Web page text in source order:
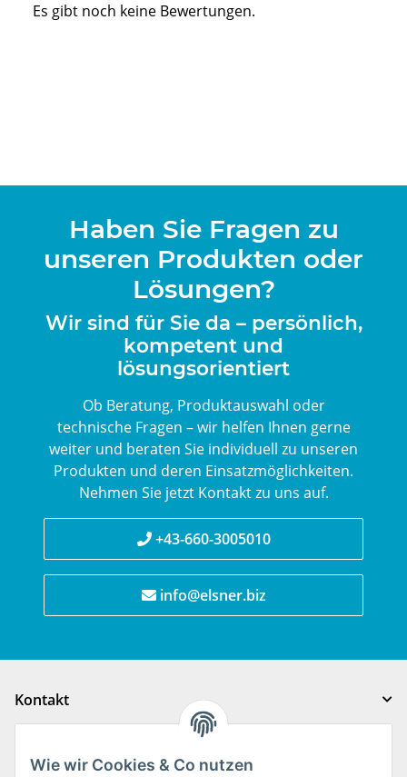
Es gibt noch keine Bewertungen.
Haben Sie Fragen zu
unseren Produkten oder
Lösungen?
Wir sind für Sie da – persönlich,
kompetent und
lösungsorientiert
Ob Beratung, Produktauswahl oder
technische Fragen – wir helfen Ihnen gerne
weiter und beraten Sie individuell zu unseren
Produkten und deren Einsatzmöglichkeiten.
Nehmen Sie jetzt Kontakt zu uns auf.
+43-660-3005010
info@elsner.biz
Kontakt
Wie wir Cookies & Co nutzen